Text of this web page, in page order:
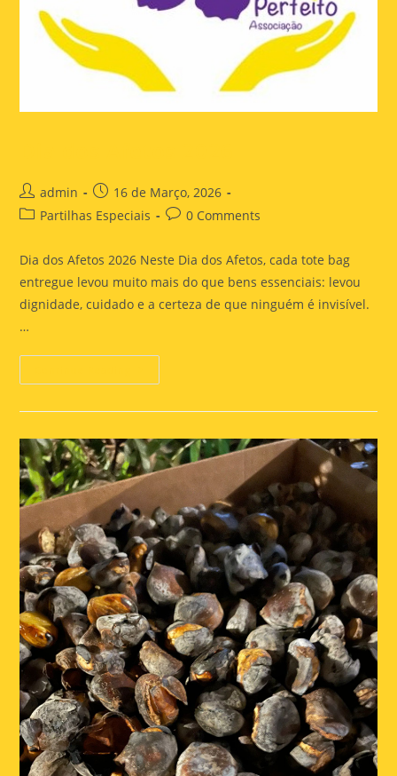
admin
16 de Março, 2026
Partilhas Especiais
0 Comments
Dia dos Afetos 2026 Neste Dia dos Afetos, cada tote bag
entregue levou muito mais do que bens essenciais: levou
dignidade, cuidado e a certeza de que ninguém é invisível.
…